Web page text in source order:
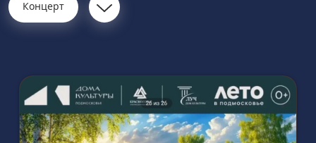
Концерт